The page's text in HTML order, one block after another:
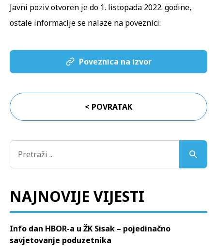
Javni poziv otvoren je do 1. listopada 2022. godine,
ostale informacije se nalaze na poveznici:
Poveznica na izvor
< POVRATAK
NAJNOVIJE VIJESTI
Info dan HBOR-a u ŽK Sisak – pojedinačno
savjetovanje poduzetnika